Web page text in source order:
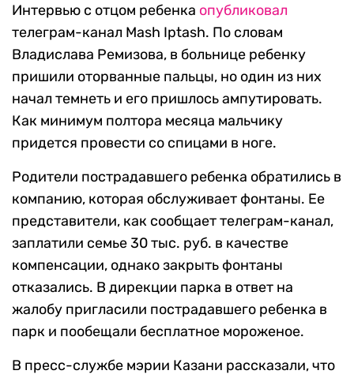
Интервью с отцом ребенка опубликовал
телеграм-канал Mash Iptash. По словам
Владислава Ремизова, в больнице ребенку
пришили оторванные пальцы, но один из них
начал темнеть и его пришлось ампутировать.
Как минимум полтора месяца мальчику
придется провести со спицами в ноге.
Родители пострадавшего ребенка обратились в
компанию, которая обслуживает фонтаны. Ее
представители, как сообщает телеграм-канал,
заплатили семье 30 тыс. руб. в качестве
компенсации, однако закрыть фонтаны
отказались. В дирекции парка в ответ на
жалобу пригласили пострадавшего ребенка в
парк и пообещали бесплатное мороженое.
В пресс-службе мэрии Казани рассказали, что